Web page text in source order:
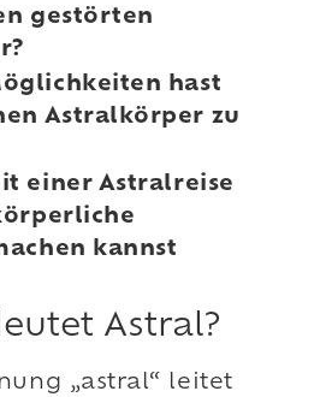
gestörten
hast
Astralkörper zu
einer Astralreise
kannst
Astral?
„astral“ leitet